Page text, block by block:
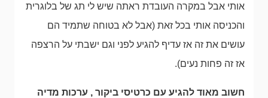
אותי אבל במקרה העובדת ראתה שיש לי תג של בלוגרית
והכניסה אותי בכל זאת (אבל לא בטוחה שתמיד הם
עושים את זה אז עדיף להגיע לפני וגם ישבתי על הרצפה
אז זה פחות נעים).
חשוב מאוד להגיע עם כרטיסי ביקור , ערכות מדיה